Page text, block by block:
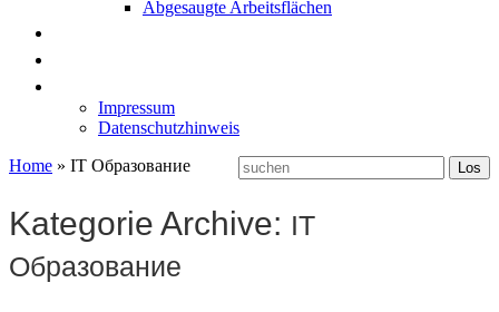
Abgesaugte Arbeitsflächen
Impressum
Datenschutzhinweis
Home » IT Образование
Kategorie Archive: IT
Образование